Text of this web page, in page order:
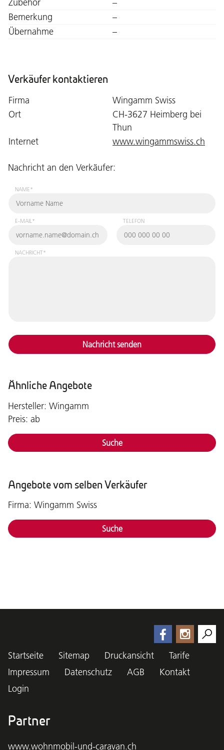
Bemerkung
–
Übernahme
–
Verkäufer kontaktieren
Firma
Wingamm Swiss
Ort
CH-3627 Heimberg bei
Thun
Internet
www.wingammswiss.ch
Nachricht an den Verkäufer:
NAME*
E-MAIL* TELEFON
NACHRICHT*
Nachricht senden
Ähnliche Angebote
Hersteller: Wingamm
Preis: ab
Suche
Angebote vom selben Verkäufer
Firma: Wingamm Swiss
Suche
Startseite Sitemap Druckansicht
Tarife
Impressum
Datenschutz AGB
Kontakt
Login
Partner
www.wohnmobil-und-caravan.ch